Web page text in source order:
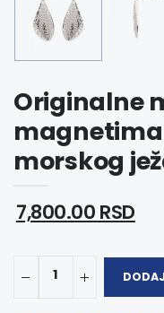
Originalne
morskog
7,800.00 RSD
1